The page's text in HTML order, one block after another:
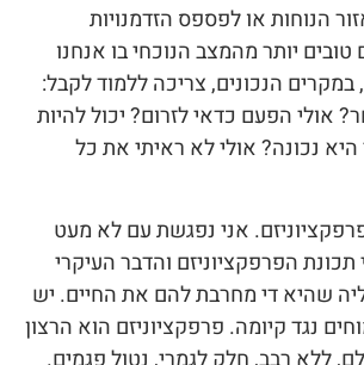
הנוחות או לפספס הזדמנויות
טובים יותר מהמצב הנוכחי בו אנחנו
הנכונים, צריכה ללמוד לקבל:
אולי הפעם כדאי לזרום? יכול להיות
נכונה? אולי לא ראיתי את כל
אני נפגשת עם לא מעט
הפרפקציוניזם והדבר העיקרי
שהיא די מחרבת להם את החיים. יש
נגד קיומה. פרפקציוניזם הוא הרצון